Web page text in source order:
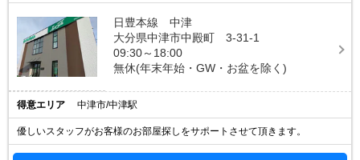
日豊本線 中津
大分県中津市中殿町 3-31-1
09:30～18:00
無休(年末年始・GW・お盆を除く)
得意エリア 中津市/中津駅
優しいスタッフがお客様のお部屋探しをサポートさせて頂きます。